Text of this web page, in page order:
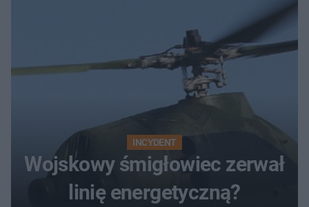
INCYDENT
Wojskowy śmigłowiec zerwał
linię energetyczną?